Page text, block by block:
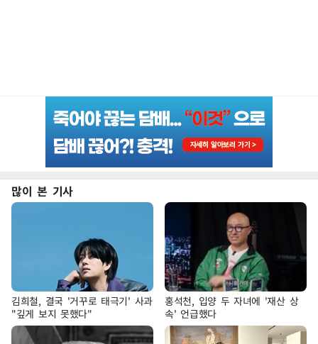
많이 본 기사
김희철, 결국 '거꾸로 태극기' 사과
"깊게 보지 못했다"
홍석천, 입양 두 자녀에 '재산 상
속' 언급했다